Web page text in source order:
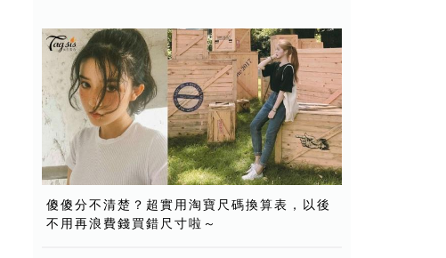
傻傻分不清楚？超實用淘寶尺碼換算表，以後
不用再浪費錢買錯尺寸啦～